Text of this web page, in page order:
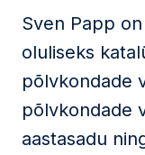
Sven Papp
oluliseks
põlvkondade
põlvkondade
aastasadu